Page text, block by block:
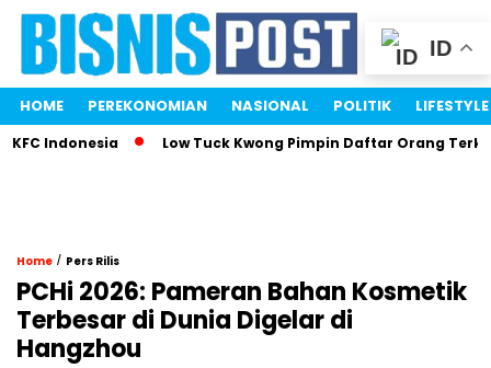
HOME PEREKONOMIAN NASIONAL POLITIK LIFESTYLE
Indonesia Low Tuck Kwong Pimpin Daftar Orang Terkaya
Home / Pers Rilis
PCHi 2026: Pameran Bahan Kosmetik
Terbesar di Dunia Digelar di
Hangzhou
ID